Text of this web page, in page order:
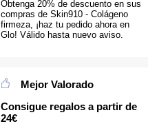
Obtenga 20% de descuento en sus
compras de Skin910 - Colágeno
firmeza, ¡haz tu pedido ahora en
Glo! Válido hasta nuevo aviso.
Mejor Valorado
Consigue regalos a partir de
24€